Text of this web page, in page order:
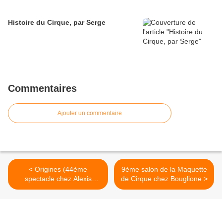
Histoire du Cirque, par Serge
Commentaires
Ajouter un commentaire
< Origines (44ème
spectacle chez Alexis
Gruss)
9ème salon de la Maquette
de Cirque chez Bouglione >